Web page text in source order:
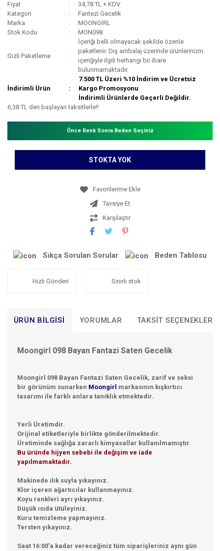
Fiyat
34,78 TL + KDV
Kategori
Fantezi Gecelik
Marka
MOONGİRL
Stok Kodu
MON098
Gizli Paketleme
İçeriği belli olmayacak şekilde özenle
paketlenir. Dış ambalaj üzerinde ürünlerinizin
içeriğiyle ilgili herhangi bir ibare
bulunmamaktadır.
İndirimli Ürün
7.500 TL Üzeri %10 İndirim ve Ücretsiz
Kargo Promosyonu
İndirimli Ürünlerde Geçerli Değildir.
6,38 TL den başlayan taksitlerle!!
Önce Renk Sonra Beden Seçiniz
STOKTA YOK
Tavsiye Et
Karşılaştır
Sıkça Sorulan Sorular Beden Tablosu
Hızlı Gönderi Sınırlı stok
ÜRÜN BILGISI YORUMLAR TAKSIT SEÇENEKLERI
Moongirl 098 Bayan Fantazi Saten Gecelik
Moongirl 098 Bayan Fantazi Saten Gecelik, zarif ve seksi
bir görünüm sunarken Moongirl markasının kışkırtıcı
tasarımı ile farklı anlara tanıklık etmektedir.
Yerli Üretimdir.
Orijinal etiketleriyle birlikte gönderilmektedir.
Üretiminde sağlığa zararlı kimyasallar kullanılmamıştır.
Bu üründe hijyen sebebi ile değişim ve iade
yapılmamaktadır.
Makinede ılık suyla yıkayınız.
Klor içeren ağartıcılar kullanmayınız.
Koyu renkleri ayrı yıkayınız.
Düşük ısıda ütüleyiniz.
Kuru temizleme yapmayınız.
Tersten yıkayınız.
Saat 16:00'a kadar vereceğiniz tüm siparişleriniz aynı gün